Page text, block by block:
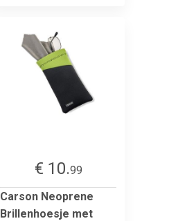
€ 10.99
Carson Neoprene
Brillenhoesje met